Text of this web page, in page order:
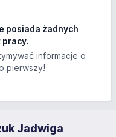
posiada żadnych
pracy.
informacje o
pierwszy!
Jadwiga